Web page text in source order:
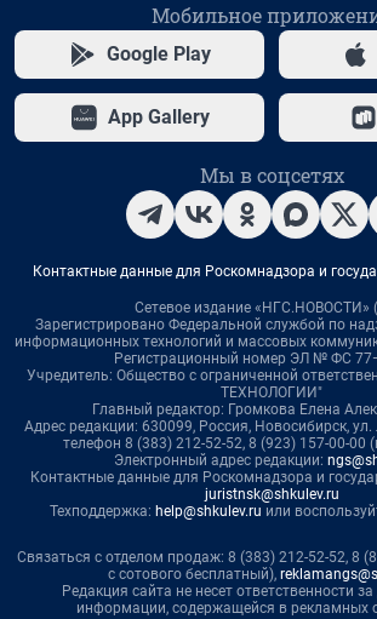
Мобильное
Google Play
App Gallery
Мы в соцсетях
Контактные данные для Роскомнадзора и
Сетевое издание «НГС.НОВОСТИ»
Зарегистрировано Федеральной службой по
информационных технологий и массовых
Регистрационный номер ЭЛ № ФС
Учредитель: Общество с ограниченной
ТЕХНОЛОГИИ"
Главный редактор: Громкова Елена
Адрес редакции: 630099, Россия, Новосибирск, ул.
телефон 8 (383) 212-52-52, 8 (923) 157-00-00
Электронный адрес редакции:
Контактные данные для Роскомнадзора и
juristnsk@shkulev.ru
Техподдержка: help@shkulev.ru или
Связаться с отделом продаж: 8 (383) 212-52-52, 8
с сотового бесплатный),
Редакция сайта не несет ответственности
информации, содержащейся в рекламных